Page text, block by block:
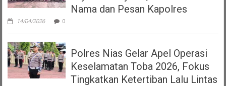
Nama dan Pesan Kapolres
14/04/2026 0
Polres Nias Gelar Apel Operasi
Keselamatan Toba 2026, Fokus
Tingkatkan Ketertiban Lalu Lintas